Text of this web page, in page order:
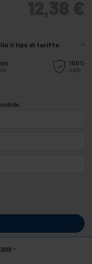
il tipo di tariffa
100%
safe